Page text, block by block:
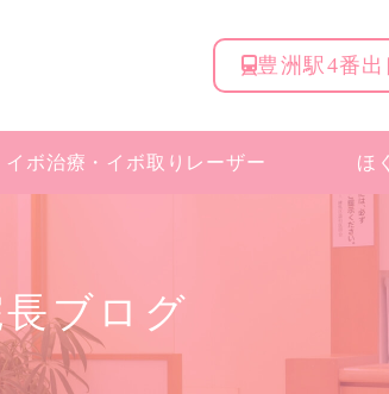
豊洲駅4番出
イボ治療・ イボ取りレーザー ほ
長ブログ